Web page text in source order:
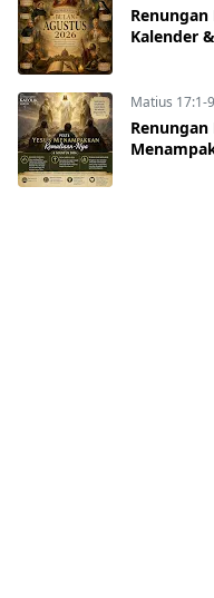
Kalender
Matius 17:1-9